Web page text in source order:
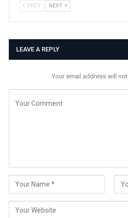
PREV NEXT
LEAVE A REPLY
Your email address will